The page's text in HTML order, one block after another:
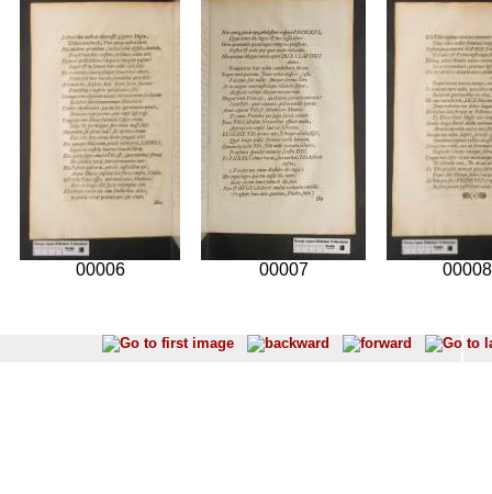
00006 00007 00008